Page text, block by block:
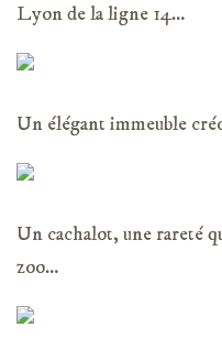
Lyon de la ligne 14…
Un élégant immeuble
Un cachalot, une rareté
zoo…